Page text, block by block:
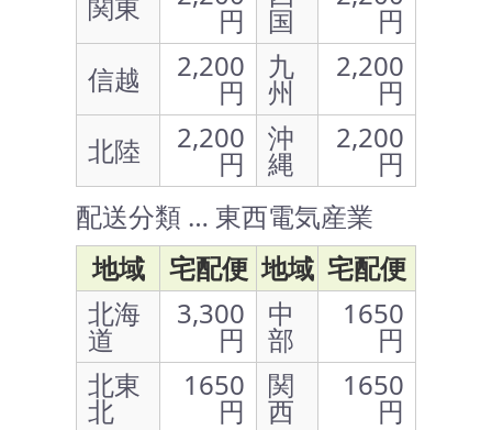
円 国
円
信越
2,200
円
九
州
2,200
円
北陸
2,200
円
沖
縄
2,200
円
配送分類 … 東西電気産業
地域
宅配便 地域 宅配便
北海
道
3,300
円
中
部
1650
円
北東
北
1650
円
関
西
1650
円